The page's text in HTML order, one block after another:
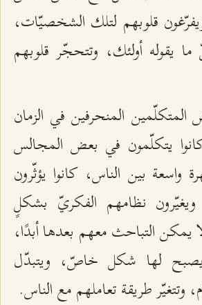
قلوبهم لتلك الشخصيّات،
ما يقوله أولئك، وتتحجّر قلوبهم
المنحرفين في الزمان
يتكلّمون في بعض المجالس
واسعة بين الناس، كانوا يؤثّرون
نظامهم الفكريّ بشكلٍ
التباحث معهم بعدها أبدًا،
ويصبح لها شكل خاصّ، ويتبدّل
وتتغيّر طريقة تعاملهم مع الناس.